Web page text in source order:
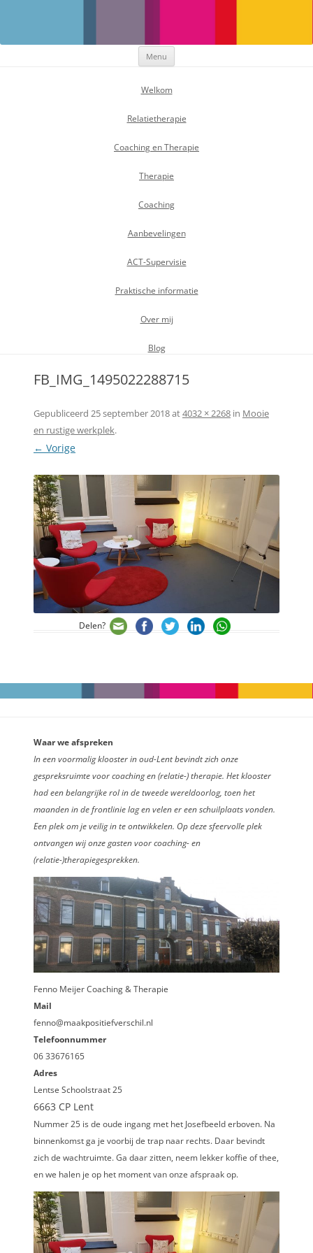
Menu
Welkom
Relatietherapie
Coaching en Therapie
Therapie
Coaching
Aanbevelingen
ACT-Supervisie
Praktische informatie
Over mij
Blog
FB_IMG_1495022288715
Gepubliceerd 25 september 2018at4032 × 2268 in Mooie
en rustige werkplek.
← Vorige
Delen?
Waar we afspreken
In een voormalig klooster in oud-Lent bevindt zich onze
gespreksruimte voor coaching en (relatie-) therapie. Het klooster
had een belangrijke rol in de tweede wereldoorlog, toen het
maanden in de frontlinie lag en velen er een schuilplaats vonden.
Een plek om je veilig in te ontwikkelen. Op deze sfeervolle plek
ontvangen wij onze gasten voor coaching- en
(relatie-)therapiegesprekken.
Fenno Meijer Coaching & Therapie
Mail
fenno@maakpositiefverschil.nl
Telefoonnummer
06 33676165
Adres
Lentse Schoolstraat 25
6663 CP Lent
Nummer 25 is de oude ingang met het Josefbeeld erboven. Na
binnenkomst ga je voorbij de trap naar rechts. Daar bevindt
zich de wachtruimte. Ga daar zitten, neem lekker koffie of thee,
en we halen je op het moment van onze afspraak op.